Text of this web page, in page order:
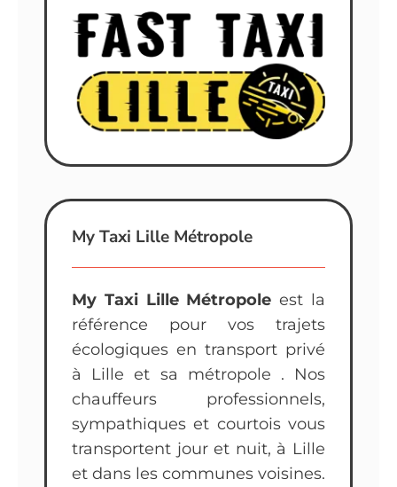
My Taxi Lille Métropole
My Taxi Lille Métropole est la
référence pour vos trajets
écologiques en transport privé
à Lille et sa métropole . Nos
chauffeurs professionnels,
sympathiques et courtois vous
transportent jour et nuit, à Lille
et dans les communes voisines.